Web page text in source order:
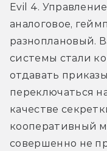
Evil 4.
аналоговое,
разноплановый.
системы стали
отдавать
переключаться
качестве
кооперативный
совершенно не